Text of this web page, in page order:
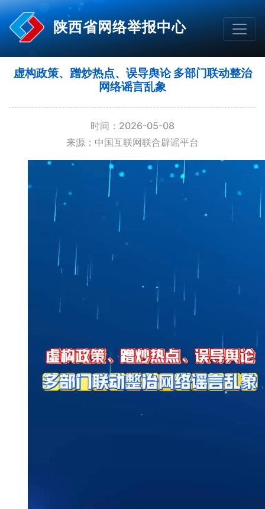
陕西省网络举报中心
虚构政策、蹭炒热点、误导舆论 多部门联动整治
网络谣言乱象
时间：2026-05-08
来源：中国互联网联合辟谣平台